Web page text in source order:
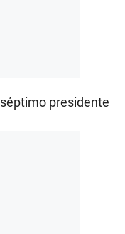
presidente